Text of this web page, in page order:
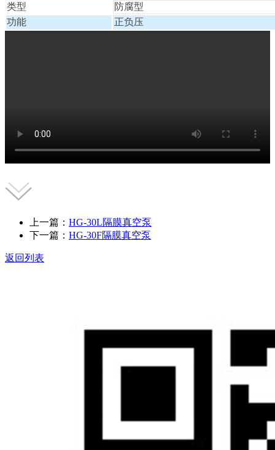
类型
防腐型
功能
正负压
上一篇： HG-30L隔膜真空泵
下一篇： HG-30F隔膜真空泵
返回列表